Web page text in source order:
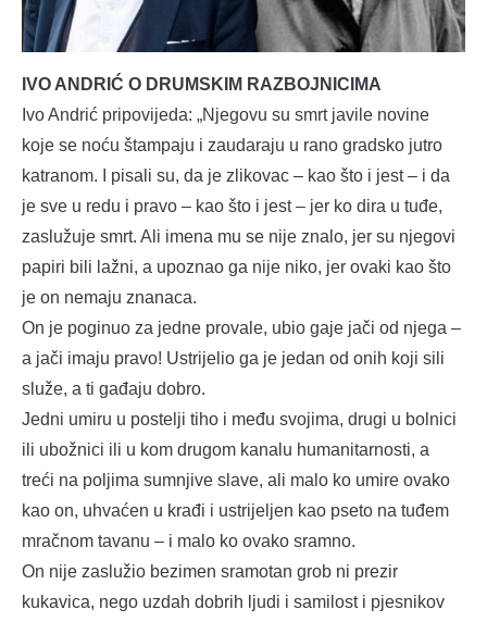
IVO ANDRIĆ O DRUMSKIM RAZBOJNICIMA
Ivo Andrić pripovijeda: „Njegovu su smrt javile novine
koje se noću štampaju i zaudaraju u rano gradsko jutro
katranom. I pisali su, da je zlikovac – kao što i jest – i da
je sve u redu i pravo – kao što i jest – jer ko dira u tuđe,
zaslužuje smrt. Ali imena mu se nije znalo, jer su njegovi
papiri bili lažni, a upoznao ga nije niko, jer ovaki kao što
je on nemaju znanaca.
On je poginuo za jedne provale, ubio gaje jači od njega –
a jači imaju pravo! Ustrijelio ga je jedan od onih koji sili
služe, a ti gađaju dobro.
Jedni umiru u postelji tiho i među svojima, drugi u bolnici
ili ubožnici ili u kom drugom kanalu humanitarnosti, a
treći na poljima sumnjive slave, ali malo ko umire ovako
kao on, uhvaćen u krađi i ustrijeljen kao pseto na tuđem
mračnom tavanu – i malo ko ovako sramno.
On nije zaslužio bezimen sramotan grob ni prezir
kukavica, nego uzdah dobrih ljudi i samilost i pjesnikov